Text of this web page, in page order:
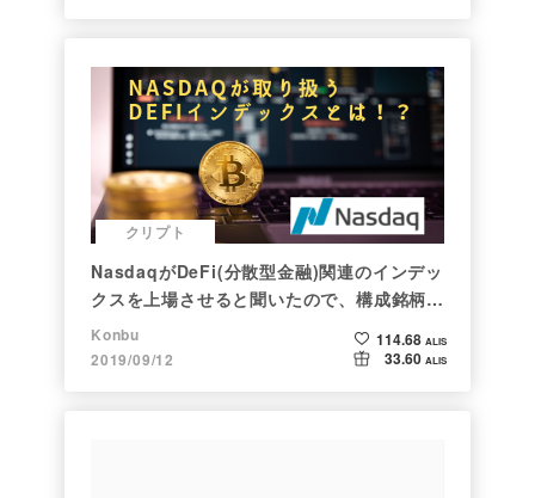
クリプト
NasdaqがDeFi(分散型金融)関連のインデッ
クスを上場させると聞いたので、構成銘柄を
調べてみた
Konbu
2019/09/12
114.68 ALIS
33.60 ALIS